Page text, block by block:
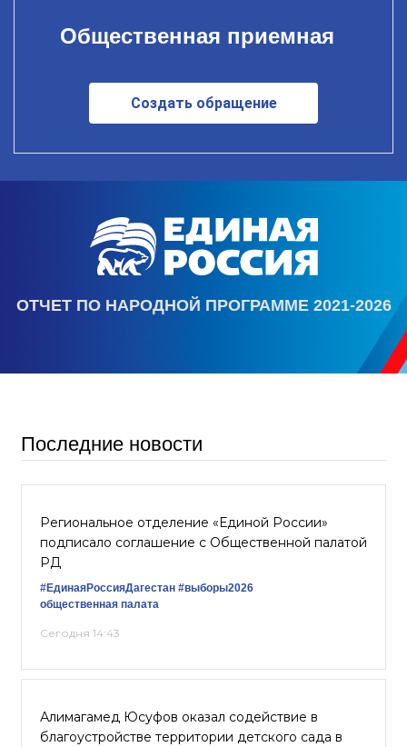
Общественная приемная
Создать обращение
ОТЧЕТ ПО НАРОДНОЙ ПРОГРАММЕ 2021-2026
Последние новости
Региональное отделение «Единой России»
подписало соглашение с Общественной палатой
РД
#ЕдинаяРоссияДагестан #выборы2026
общественная палата
Сегодня 14:43
Алимагамед Юсуфов оказал содействие в
благоустройстве территории детского сада в